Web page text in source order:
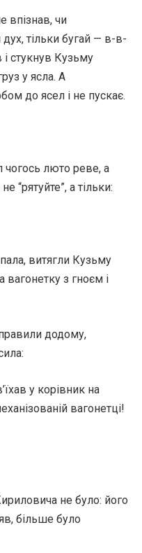
впізнав, чи
тільки бугай — в-в-
стукнув Кузьму
у ясла. А
до ясел і не пускає.
люто реве, а
“рятуйте”, а тільки:
витягли Кузьму
вагонетку з гноєм і
додому,
у корівник на
вагонетці!
не було: його
більше було